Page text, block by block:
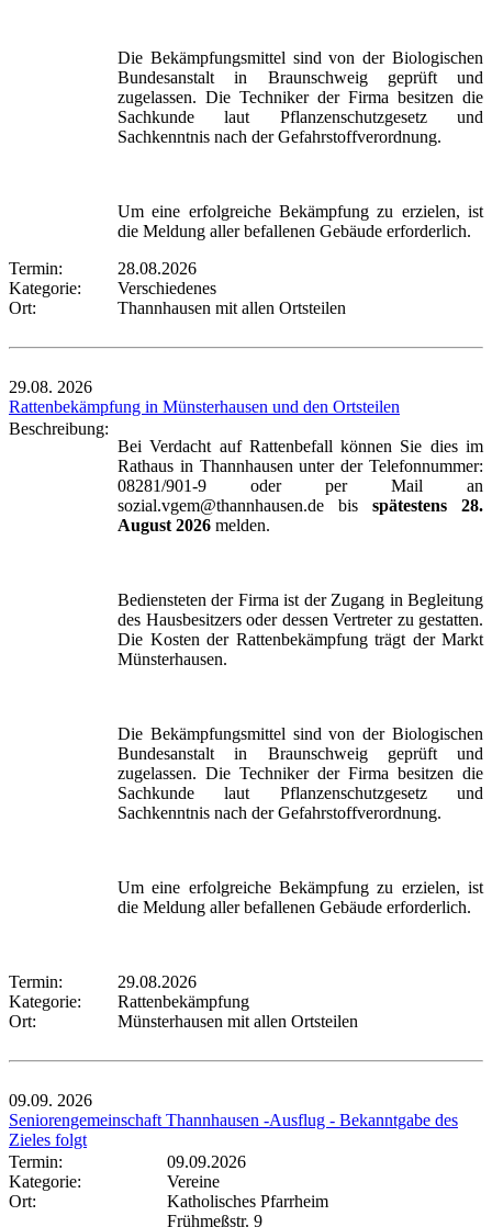
Die Bekämpfungsmittel sind von der Biologischen
Bundesanstalt in Braunschweig geprüft und
zugelassen. Die Techniker der Firma besitzen die
Sachkunde laut Pflanzenschutzgesetz und
Sachkenntnis nach der Gefahrstoffverordnung.
Um eine erfolgreiche Bekämpfung zu erzielen, ist
die Meldung aller befallenen Gebäude erforderlich.
Termin:
28.08.2026
Kategorie:
Verschiedenes
Ort:
Thannhausen mit allen Ortsteilen
29.08. 2026
Rattenbekämpfung in Münsterhausen und den Ortsteilen
Beschreibung:
Bei Verdacht auf Rattenbefall können Sie dies im
Rathaus in Thannhausen unter der Telefonnummer:
08281/901-9 oder per Mail an
sozial.vgem@thannhausen.de bis spätestens 28.
August 2026 melden.
Bediensteten der Firma ist der Zugang in Begleitung
des Hausbesitzers oder dessen Vertreter zu gestatten.
Die Kosten der Rattenbekämpfung trägt der Markt
Münsterhausen.
Die Bekämpfungsmittel sind von der Biologischen
Bundesanstalt in Braunschweig geprüft und
zugelassen. Die Techniker der Firma besitzen die
Sachkunde laut Pflanzenschutzgesetz und
Sachkenntnis nach der Gefahrstoffverordnung.
Um eine erfolgreiche Bekämpfung zu erzielen, ist
die Meldung aller befallenen Gebäude erforderlich.
Termin:
29.08.2026
Kategorie:
Rattenbekämpfung
Ort:
Münsterhausen mit allen Ortsteilen
09.09. 2026
Seniorengemeinschaft Thannhausen -Ausflug - Bekanntgabe des
Zieles folgt
Termin:
09.09.2026
Kategorie:
Vereine
Ort:
Katholisches Pfarrheim
Frühmeßstr. 9